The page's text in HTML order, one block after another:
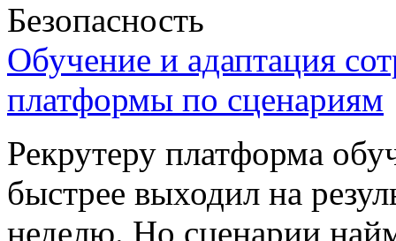
Безопасность
Обучение и адаптация
платформы по сценариям
Рекрутеру платформа
быстрее выходил на
неделю. Но сценарии